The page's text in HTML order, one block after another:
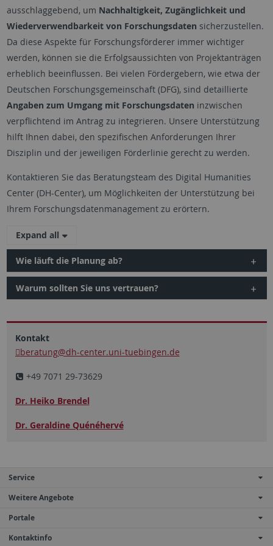
ausschlaggebend, um Nachhaltigkeit, Zugänglichkeit und
Wiederverwendbarkeit von Forschungsdaten sicherzustellen.
Da diese Aspekte für Forschungsförderer immer wichtiger
werden, können sie die Erfolgsaussichten von Projektanträgen
erheblich beeinflussen. Bei vielen Fördergebern, wie etwa der
Deutschen Forschungsgemeinschaft (DFG), sind detaillierte
Angaben zum Umgang mit Forschungsdaten inzwischen
verpflichtend im Antrag zu integrieren. Unsere Unterstützung
hilft Ihnen dabei, den spezifischen Anforderungen Ihrer
Disziplin und der jeweiligen Förderlinie gerecht zu werden.
Kontaktieren Sie das Beratungsteam des Digital Humanities
Center (DH-Center), um Möglichkeiten der Unterstützung bei
Ihrem Forschungsdatenmanagement zu erörtern.
Expand all
Wie läuft die Planung ab?
Warum sollten Sie uns vertrauen?
Kontakt
beratung@dh-center.uni-tuebingen.de
+49 7071 29-73629
Dr. Heiko Brendel
Dr. Geraldine Quénéhervé
Service
Weitere Angebote
Portale
Kontaktinfo